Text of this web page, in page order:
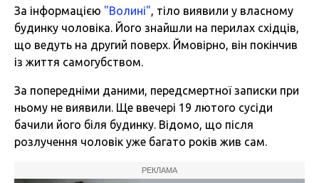
За інформацією "Волині", тіло виявили у власному
будинку чоловіка. Його знайшли на перилах східців,
що ведуть на другий поверх. Ймовірно, він покінчив
із життя самогубством.
За попередніми даними, передсмертної записки при
ньому не виявили. Ще ввечері 19 лютого сусіди
бачили його біля будинку. Відомо, що після
розлучення чоловік уже багато років жив сам.
РЕКЛАМА